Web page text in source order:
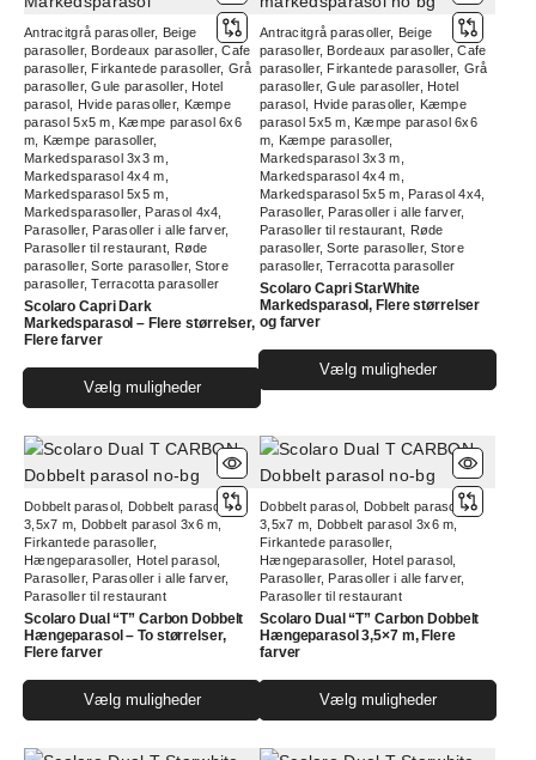
Mulighederne
kan
vælges
på
varesiden
Antracitgrå parasoller, Beige
parasoller, Bordeaux parasoller,Cafe
parasoller, Firkantede parasoller, Grå
parasoller,Gule parasoller, Hotel
parasol, Hvide parasoller, Kæmpe
parasol 5x5 m
Kæmpe parasol 6x6
m
Kæmpe parasoller,
Markedsparasol 3x3 m
Markedsparasol 4x4 m
Markedsparasol 5x5 m
Markedsparasoller, Parasol 4x4
Parasoller, Parasoller i alle farver,
Parasoller til restaurant
Røde
parasoller,Sorte parasoller,Store
parasoller,Terracotta parasoller
Scolaro Capri Dark
Markedsparasol – Flere størrelser,
Flere farver
Vælg muligheder
vare
har
flere
varianter.
Mulighederne
kan
vælges
på
varesiden
Antracitgrå parasoller, Beige
parasoller, Bordeaux parasoller,Cafe
parasoller, Firkantede parasoller, Grå
parasoller,Gule parasoller, Hotel
parasol, Hvide parasoller, Kæmpe
parasol 5x5 m
Kæmpe parasol 6x6
m
Kæmpe parasoller,
Markedsparasol 3x3 m
Markedsparasol 4x4 m
Markedsparasol 5x5 m
Parasol 4x4
Parasoller, Parasoller i alle farver,
Parasoller til restaurant
Røde
parasoller,Sorte parasoller,Store
parasoller,Terracotta parasoller
Scolaro Capri StarWhite
Markedsparasol, Flere størrelser
og farver
Vælg muligheder
vare
Dobbelt parasol
Dobbelt parasol
3,5x7 m, Dobbelt parasol 3x6 m
Firkantede parasoller,
Hængeparasoller, Hotel parasol
Parasoller, Parasoller i alle farver,
Parasoller til restaurant
Scolaro Dual “T” Carbon Dobbelt
Hængeparasol – To størrelser,
Flere farver
Vælg muligheder
vare
har
Dobbelt parasol
Dobbelt parasol
3,5x7 m, Dobbelt parasol 3x6 m
Firkantede parasoller,
Hængeparasoller, Hotel parasol
Parasoller, Parasoller i alle farver,
Parasoller til restaurant
Scolaro Dual “T” Carbon Dobbelt
Hængeparasol 3,5×7 m, Flere
farver
Vælg muligheder
vare